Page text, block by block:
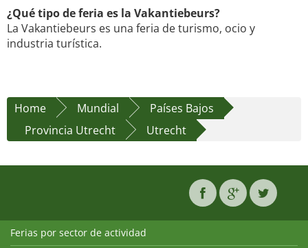
¿Qué tipo de feria es la Vakantiebeurs?
La Vakantiebeurs es una feria de turismo, ocio y
industria turística.
Home Mundial
Países Bajos
Provincia Utrecht
Utrecht
Ferias por sector de actividad